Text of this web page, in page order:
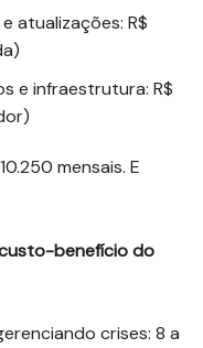
atualizações: R$
e infraestrutura: R$
mensais. E
benefício do
crises: 8 a